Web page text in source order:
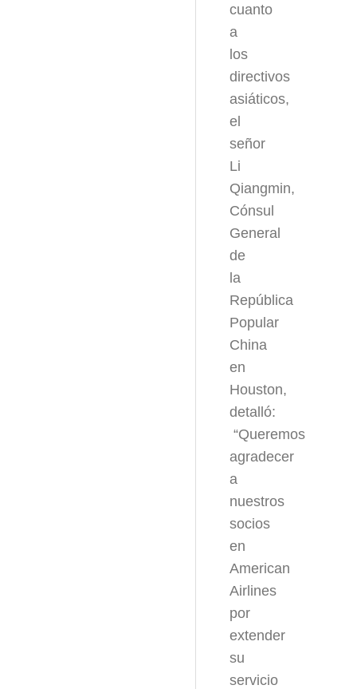
cuanto
a
los
directivos
asiáticos,
el
señor
Li
Qiangmin,
Cónsul
General
de
la
República
Popular
China
en
Houston,
detalló:
“Queremos
agradecer
a
nuestros
socios
en
American
Airlines
por
extender
su
servicio